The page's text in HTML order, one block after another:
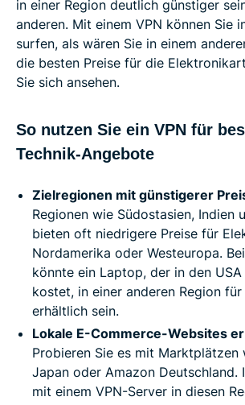
in einer Region deutlich günstiger
anderen. Mit einem VPN können Sie
surfen, als wären Sie in einem
die besten Preise für die
Sie sich ansehen.
So nutzen Sie ein VPN für
Technik-Angebote
Zielregionen mit günstigerer
Regionen wie Südostasien, Indien
bieten oft niedrigere Preise für
Nordamerika oder Westeuropa.
könnte ein Laptop, der in den USA
kostet, in einer anderen Region
erhältlich sein.
Lokale E-Commerce-Websites
Probieren Sie es mit Marktplätzen
Japan oder Amazon Deutschland.
mit einem VPN-Server in diesen